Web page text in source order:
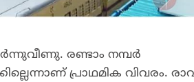
രണ്ടാം നമ്പർ
പ്രാഥമിക വിവരം.